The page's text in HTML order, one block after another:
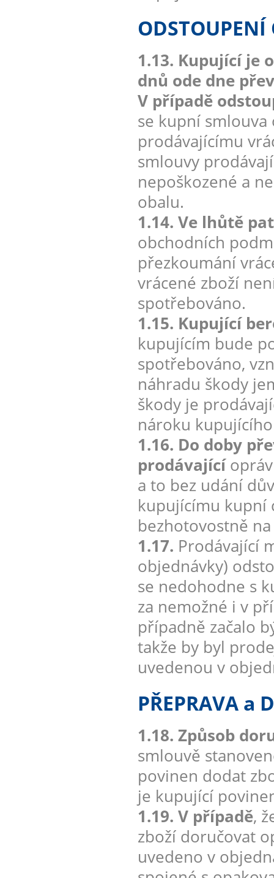
1.13. Kupující je
dnů ode dne
V případě
se kupní
prodávajícímu
smlouvy
nepoškozené a
obalu.
1.14. Ve lhůtě
obchodních
přezkoumání
vrácené zboží
spotřebováno.
1.15. Kupující
kupujícím bude
spotřebováno,
náhradu škody
škody je
nároku
1.16. Do doby
prodávající
a to bez udání
kupujícímu kupní
bezhotovostně
1.17. Prodávající
objednávky)
se nedohodne s
za nemožné i v
případně začalo
takže by byl
uvedenou v
PŘEPRAVA a
1.18. Způsob
smlouvě
povinen dodat
je kupující
1.19. V případě,
zboží doručovat
uvedeno v